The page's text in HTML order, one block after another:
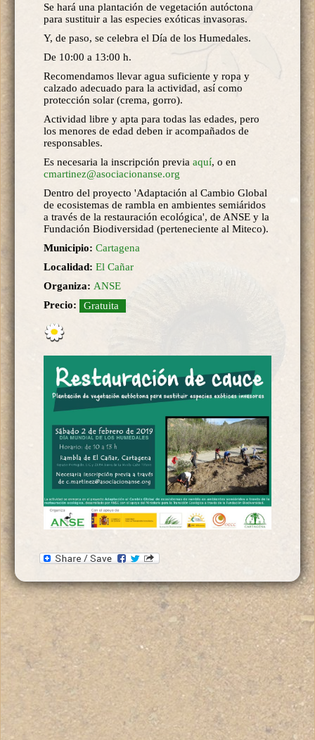
Se hará una plantación de vegetación autóctona
para sustituir a las especies exóticas invasoras.
Y, de paso, se celebra el Día de los Humedales.
De 10:00 a 13:00 h.
Recomendamos llevar agua suficiente y ropa y
calzado adecuado para la actividad, así como
protección solar (crema, gorro).
Actividad libre y apta para todas las edades, pero
los menores de edad deben ir acompañados de
responsables.
Es necesaria la inscripción previa aquí, o en
cmartinez@asociacionanse.org
Dentro del proyecto 'Adaptación al Cambio Global
de ecosistemas de rambla en ambientes semiáridos
a través de la restauración ecológica', de ANSE y la
Fundación Biodiversidad (perteneciente al Miteco).
Municipio: Cartagena
Localidad: El Cañar
Organiza: ANSE
Precio:
Gratuita